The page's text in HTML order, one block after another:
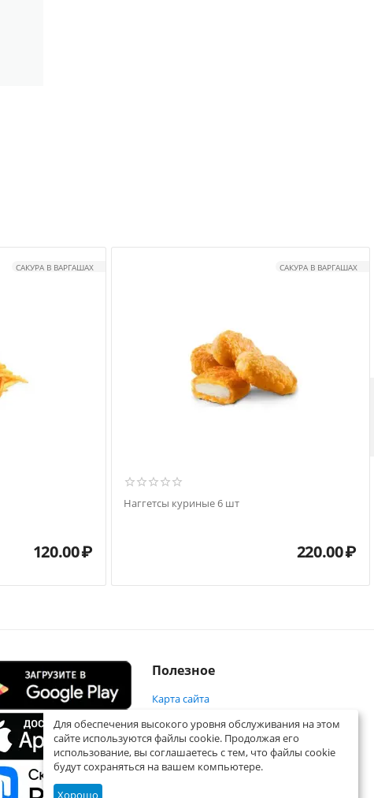
САКУРА В ВАРГАШАХ
120.00₽
САКУРА В ВАРГАШАХ
Наггетсы куриные 6 шт
220.00₽
Полезное
Карта сайта
Для обеспечения высокого уровня обслуживания на этом
сайте используются файлы cookie. Продолжая его
использование, вы соглашаетесь с тем, что файлы cookie
будут сохраняться на вашем компьютере.
Хорошо